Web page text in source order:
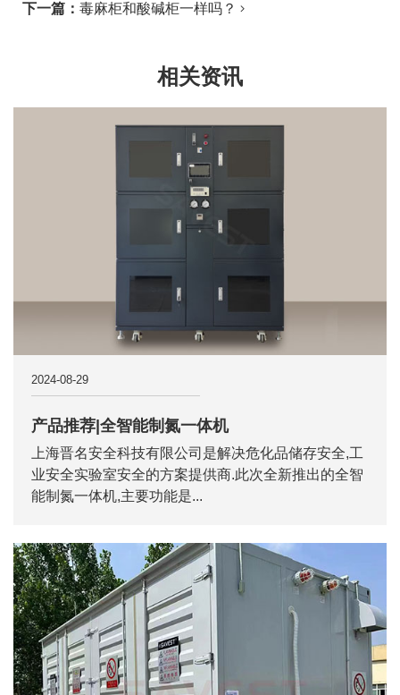
下一篇： 毒麻柜和酸碱柜一样吗？
相关资讯
2024-08-29
产品推荐|全智能制氮一体机
上海晋名安全科技有限公司是解决危化品储存安全,工
业安全实验室安全的方案提供商.此次全新推出的全智
能制氮一体机,主要功能是...